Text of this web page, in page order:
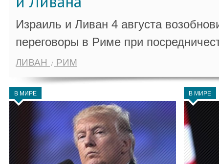
Израиль и Ливан 4 августа
переговоры в Риме при
ЛИВАН РИМ
В МИРЕ В МИРЕ